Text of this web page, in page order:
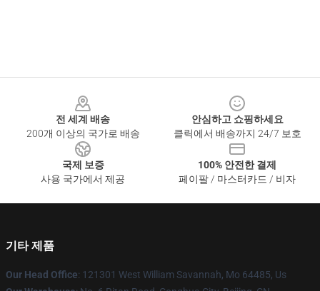
전 세계 배송
200개 이상의 국가로 배송
안심하고 쇼핑하세요
클릭에서 배송까지 24/7 보호
국제 보증
사용 국가에서 제공
100% 안전한 결제
페이팔 / 마스터카드 / 비자
기타 제품
Our Head Office: 121301 West William Savannah, Mo 64485, Us